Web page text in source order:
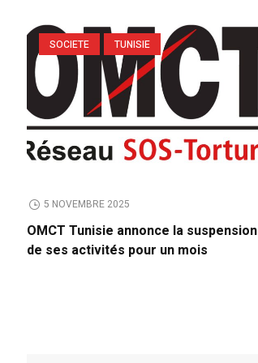
SOCIETE TUNISIE
5 NOVEMBRE 2025
OMCT Tunisie annonce la suspension
de ses activités pour un mois